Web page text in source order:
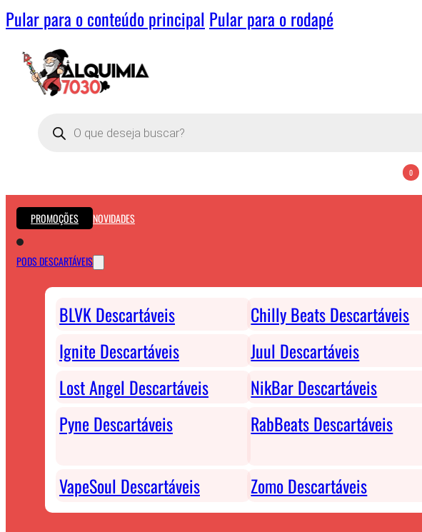
Pular para o conteúdo principal Pular para o rodapé
Pesquisar
produtos
0
PROMOÇÕES NOVIDADES
PODS DESCARTÁVEIS
BLVK Descartáveis Chilly Beats Descartáveis
Ignite Descartáveis
Juul Descartáveis
Lost Angel Descartáveis
NikBar Descartáveis
Pyne Descartáveis
RabBeats Descartáveis
VapeSoul Descartáveis
Zomo Descartáveis